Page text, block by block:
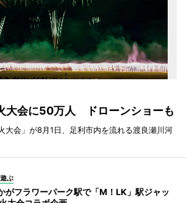
大会に50万人 ドローンショーも
大会」が8月1日、足利市内を流れる渡良瀬川河
ぶ
がフラワーパーク駅で「M！LK」駅ジャッ